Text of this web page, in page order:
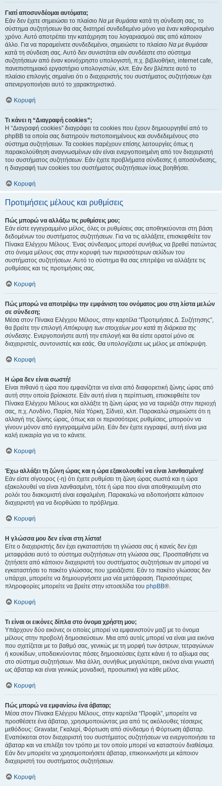
Γιατί αποσυνδέομαι αυτόματα;
Εάν δεν έχετε σημειώσει το πλαίσιο Να με θυμάσαι κατά τη σύνδεση σας, το
σύστημα συζητήσεων θα σας διατηρεί συνδεδεμένο μόνο για έναν καθορισμένο
χρόνο. Αυτό αποτρέπει την κατάχρηση του λογαριασμού σας από κάποιον
άλλο. Για να παραμείνετε συνδεδεμένοι, σημειώστε το πλαίσιο Να με θυμάσαι
κατά τη σύνδεση σας. Αυτό δεν συνιστάται εάν συνδέεστε στο σύστημα
συζητήσεων από έναν κοινόχρηστο υπολογιστή, π.χ. βιβλιοθήκη, internet cafe,
πανεπιστημιακό εργαστήριο υπολογιστών, κλπ. Εάν δεν βλέπετε αυτό το
πλαίσιο επιλογής σημαίνει ότι ο διαχειριστής του συστήματος συζητήσεων έχει
απενεργοποιήσει αυτό το χαρακτηριστικό.
Κορυφή
Τι κάνει η “Διαγραφή cookies”;
Η “Διαγραφή cookies” διαγράφει τα cookies που έχουν δημιουργηθεί από το
phpBB τα οποία σας διατηρούν πιστοποιημένους και συνδεδεμένους στο
σύστημα συζητήσεων. Τα cookies παρέχουν επίσης λειτουργίες όπως η
παρακολούθηση αναγνωσμένων εάν είναι ενεργοποιημένη από τον διαχειριστή
του συστήματος συζητήσεων. Εάν έχετε προβλήματα σύνδεσης ή αποσύνδεσης,
η διαγραφή των cookies του συστήματος συζητήσεων ίσως βοηθήσει.
Κορυφή
Προτιμήσεις μέλους και ρυθμίσεις
Πώς μπορώ να αλλάξω τις ρυθμίσεις μου;
Εάν είστε εγγεγραμμένο μέλος, όλες οι ρυθμίσεις σας αποθηκεύονται στη βάση
δεδομένων του συστήματος συζητήσεων. Για να τις αλλάξετε, επισκεφθείτε τον
Πίνακα Ελέγχου Μέλους. Ένας σύνδεσμος μπορεί συνήθως να βρεθεί πατώντας
στο όνομα μέλους σας στην κορυφή των περισσότερων σελίδων του
συστήματος συζητήσεων. Αυτό το σύστημα θα σας επιτρέψει να αλλάξετε τις
ρυθμίσεις και τις προτιμήσεις σας.
Κορυφή
Πώς μπορώ να αποτρέψω την εμφάνιση του ονόματος μου στη λίστα μελών
σε σύνδεση;
Μέσα στον Πίνακα Ελέγχου Μέλους, στην καρτέλα “Προτιμήσεις Δ. Συζήτησης”,
θα βρείτε την επιλογήΑπόκρυψη των στοιχείων μου κατά τη διάρκεια της
σύνδεσης. Ενεργοποιήστε αυτή την επιλογή και θα είστε ορατοί μόνο σε
διαχειριστές, συντονιστές και εσάς. Θα υπολογίζεστε ως μέλος με απόκρυψη.
Κορυφή
Η ώρα δεν είναι σωστή!
Είναι πιθανό η ώρα που εμφανίζεται να είναι από διαφορετική ζώνης ώρας από
αυτή στην οποία βρίσκεστε. Εάν αυτή είναι η περίπτωση, επισκεφθείτε τον
Πίνακα Ελέγχου Μέλους και αλλάξτε τη ζώνη ώρας για να ταιριάζει στην περιοχή
σας, π.χ. Λονδίνο, Παρίσι, Νέα Υόρκη, Σίδνεϋ, κλπ. Παρακαλώ σημειώστε ότι η
αλλαγή της ζώνης ώρας, όπως και οι περισσότερες ρυθμίσεις, μπορούν να
γίνουν μόνον από εγγεγραμμένα μέλη. Εάν δεν έχετε εγγραφεί, αυτή είναι μια
καλή ευκαιρία για να το κάνετε.
Κορυφή
Έχω αλλάξει τη ζώνη ώρας και η ώρα εξακολουθεί να είναι λανθασμένη!
Εάν είστε σίγουρος (-η) ότι έχετε ρυθμίσει τη ζώνη ώρας σωστά και η ώρα
εξακολουθεί να είναι λανθασμένη, τότε ή ώρα που είναι αποθηκευμένη στο
ρολόι του διακομιστή είναι εσφαλμένη. Παρακαλώ να ειδοποιήσετε κάποιον
διαχειριστή για να διορθώσει το πρόβλημα.
Κορυφή
Η γλώσσα μου δεν είναι στη λίστα!
Είτε ο διαχειριστής δεν έχει εγκαταστήσει τη γλώσσα σας ή κανείς δεν έχει
μεταφράσει αυτό το σύστημα συζητήσεων στη γλώσσα σας. Προσπαθήστε να
ζητήσετε από κάποιον διαχειριστή του συστήματος συζητήσεων αν μπορεί να
εγκαταστήσει το πακέτο γλώσσας που χρειάζεστε. Εάν το πακέτο γλώσσας δεν
υπάρχει, μπορείτε να δημιουργήσετε μια νέα μετάφραση. Περισσότερες
πληροφορίες μπορείτε να βρείτε στην ιστοσελίδα του phpBB®.
Κορυφή
Τι είναι οι εικόνες δίπλα στο όνομα χρήστη μου;
Υπάρχουν δύο εικόνες οι οποίες μπορεί να εμφανιστούν μαζί με το όνομα
μέλους στην προβολή δημοσιεύσεων. Μια από αυτές μπορεί να είναι μια εικόνα
που σχετίζεται με το βαθμό σας, γενικώς με τη μορφή των άστρων, τετραγώνων
ή κουκίδων, υποδεικνύοντας πόσες δημοσιεύσεις έχετε κάνει ή το αξίωμα σας
στο σύστημα συζητήσεων. Μια άλλη, συνήθως μεγαλύτερη, εικόνα είναι γνωστή
ως άβαταρ και είναι γενικώς μοναδική, προσωπική για κάθε μέλος.
Κορυφή
Πώς μπορώ να εμφανίσω ένα άβαταρ;
Μέσα στον Πίνακα Ελέγχου Μέλους, στην καρτέλα “Προφίλ”, μπορείτε να
προσθέσετε ένα άβαταρ, χρησιμοποιώντας μια από τις ακόλουθες τέσσερις
μεθόδους: Gravatar, Γκαλερί, Φόρτωση από σύνδεσμο ή Φόρτωση άβαταρ.
Εναπόκειται στον διαχειριστή του συστήματος συζητήσεων να ενεργοποιήσει τα
άβαταρ και να επιλέξει τον τρόπο με τον οποίο μπορεί να καταστούν διαθέσιμα.
Εάν δεν μπορείτε να χρησιμοποιήσετε άβαταρ, επικοινωνήστε με κάποιον
διαχειριστή του συστήματος συζητήσεων.
Κορυφή